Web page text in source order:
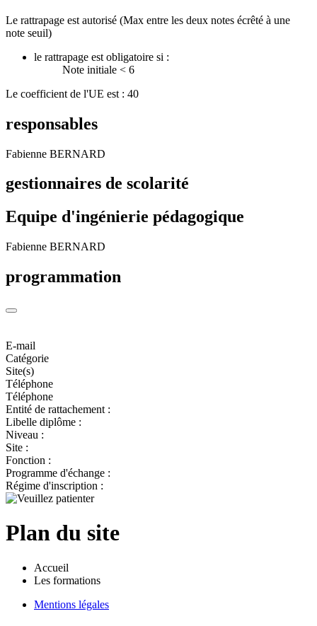
Le rattrapage est autorisé (Max entre les deux notes écrêté à une
note seuil)
le rattrapage est obligatoire si :
Note initiale < 6
Le coefficient de l'UE est : 40
responsables
Fabienne BERNARD
gestionnaires de scolarité
Equipe d'ingénierie pédagogique
Fabienne BERNARD
programmation
E-mail
Catégorie
Site(s)
Téléphone
Téléphone
Entité de rattachement :
Libelle diplôme :
Niveau :
Site :
Fonction :
Programme d'échange :
Régime d'inscription :
Plan du site
Accueil
Les formations
Mentions légales